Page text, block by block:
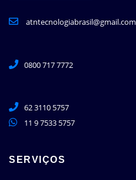
atntecnologiabrasil@gmail.com
0800 717 7772
62 3110 5757
11 9 7533 5757
SERVIÇOS